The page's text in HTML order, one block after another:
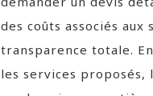
des coûts associés
transparence totale.
les services